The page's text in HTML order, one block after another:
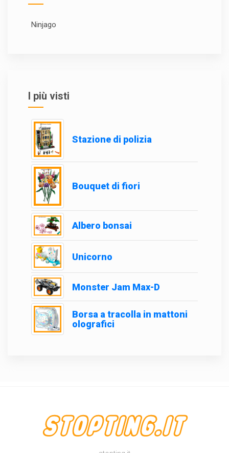
Ninjago
I più visti
Stazione di polizia
Bouquet di fiori
Albero bonsai
Unicorno
Monster Jam Max-D
Borsa a tracolla in mattoni
olografici